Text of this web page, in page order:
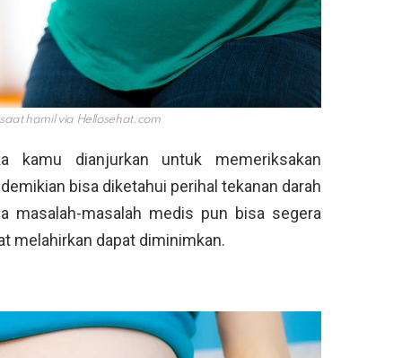
hamil via Hellosehat.com
kamu dianjurkan untuk memeriksakan
bisa diketahui perihal tekanan darah
masalah-masalah medis pun bisa segera
melahirkan dapat diminimkan.